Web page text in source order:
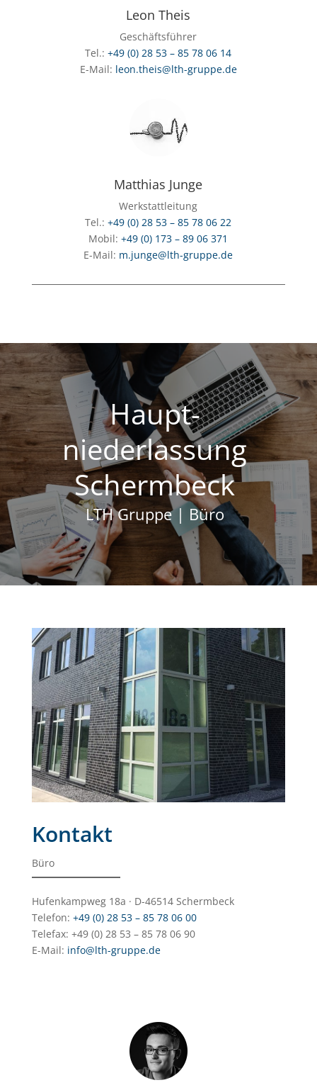
Leon Theis
Geschäftsführer
Tel.:+49 (0) 28 53 – 85 78 06 14
E-Mail: leon.theis@lth-gruppe.de
Matthias Junge
Werkstattleitung
Tel.:+49 (0) 28 53 – 85 78 06 22
Mobil:+49 (0) 173 – 89 06 371
E-Mail: m.junge@lth-gruppe.de
Haupt-
niederlassung
Schermbeck
LTH Gruppe | Büro
Kontakt
Büro
Hufenkampweg 18a · D-46514 Schermbeck
Telefon: +49 (0) 28 53 – 85 78 06 00
Telefax: +49 (0) 28 53 – 85 78 06 90
E-Mail: info@lth-gruppe.de